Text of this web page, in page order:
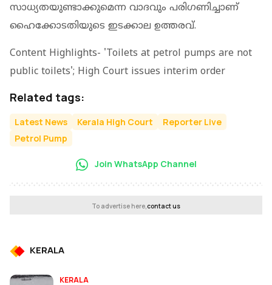
സാധ്യതയുണ്ടാക്കുമെന്ന വാദവും പരിഗണിച്ചാണ്
ഹൈക്കോടതിയുടെ ഇടക്കാല ഉത്തരവ്.
Content Highlights- 'Toilets at petrol pumps are not
public toilets'; High Court issues interim order
Related tags:
Latest News Kerala High Court
Reporter Live
Petrol Pump
Join WhatsApp Channel
To advertise here,contact us
KERALA
KERALA